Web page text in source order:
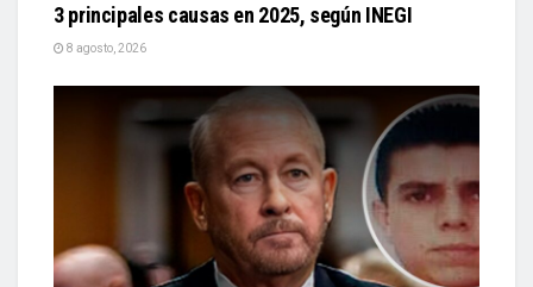
3 principales causas en 2025, según INEGI
8 agosto, 2026